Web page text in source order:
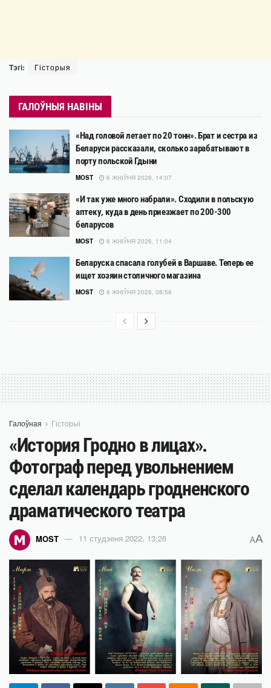
Тэгі: Гісторыя
ГАЛОЎНЫЯ НАВІНЫ
«Над головой летает по 20 тонн». Брат и сестра из
Беларуси рассказали, сколько зарабатывают в
порту польской Гдыни
MOST 6 ЖНІЎНЯ 2026, 14:07
«И так уже много набрали». Сходили в польскую
аптеку, куда в день приезжает по 200-300
беларусов
MOST 6 ЖНІЎНЯ 2026, 11:04
Беларуска спасала голубей в Варшаве. Теперь ее
ищет хозяин столичного магазина
MOST 6 ЖНІЎНЯ 2026, 08:58
Галоўная Гісторыі
«История Гродно в лицах».
Фотограф перед увольнением
сделал календарь гродненского
драматического театра
MOST 11 студзеня 2022, 13:26 AA